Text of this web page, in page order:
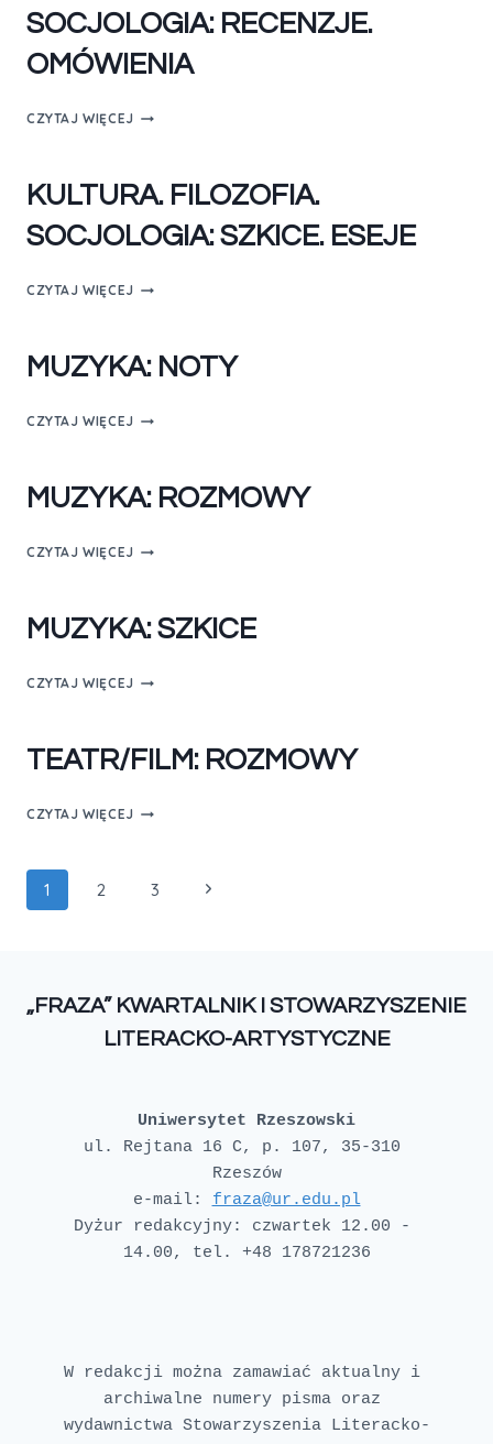
SOCJOLOGIA: RECENZJE.
OMÓWIENIA
CZYTAJ WIĘCEJ
KULTURA. FILOZOFIA.
SOCJOLOGIA: SZKICE. ESEJE
CZYTAJ WIĘCEJ
MUZYKA: NOTY
CZYTAJ WIĘCEJ
MUZYKA: ROZMOWY
CZYTAJ WIĘCEJ
MUZYKA: SZKICE
CZYTAJ WIĘCEJ
TEATR/FILM: ROZMOWY
CZYTAJ WIĘCEJ
1 2 3
„FRAZA” KWARTALNIK I STOWARZYSZENIE
LITERACKO-ARTYSTYCZNE
Uniwersytet Rzeszowski
ul. Rejtana 16 C, p. 107, 35-310
Rzeszów
e-mail: fraza@ur.edu.pl
Dyżur redakcyjny: czwartek 12.00 -
W redakcji można zamawiać aktualny i
archiwalne numery pisma oraz
wydawnictwa Stowarzyszenia Literacko-